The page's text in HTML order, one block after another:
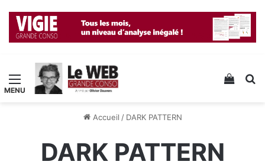
Menu Voir
Accueil / DARK PATTERN
DARK PATTERN